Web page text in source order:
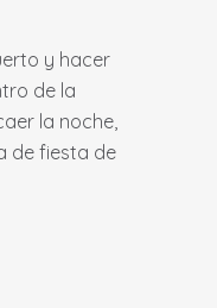
y hacer
de la
la noche,
de fiesta de